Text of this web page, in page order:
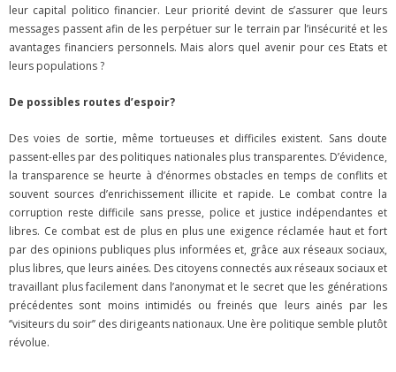
leur capital politico financier. Leur priorité devint de s’assurer que leurs
messages passent afin de les perpétuer sur le terrain par l’insécurité et les
avantages financiers personnels. Mais alors quel avenir pour ces Etats et
leurs populations ?
De possibles routes d’espoir?
Des voies de sortie, même tortueuses et difficiles existent. Sans doute
passent-elles par des politiques nationales plus transparentes. D’évidence,
la transparence se heurte à d’énormes obstacles en temps de conflits et
souvent sources d’enrichissement illicite et rapide. Le combat contre la
corruption reste difficile sans presse, police et justice indépendantes et
libres. Ce combat est de plus en plus une exigence réclamée haut et fort
par des opinions publiques plus informées et, grâce aux réseaux sociaux,
plus libres, que leurs ainées. Des citoyens connectés aux réseaux sociaux et
travaillant plus facilement dans l’anonymat et le secret que les générations
précédentes sont moins intimidés ou freinés que leurs ainés par les
‘’visiteurs du soir’’ des dirigeants nationaux. Une ère politique semble plutôt
révolue.